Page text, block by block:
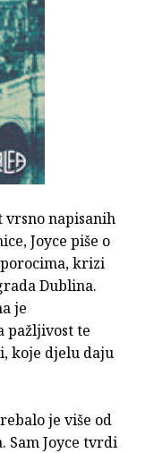
vrsno napisanih
Joyce piše o
krizi
Dublina.
je
pažljivost te
koje djelu daju
je više od
Sam Joyce tvrdi